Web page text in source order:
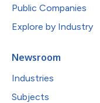
Public Companies
Explore by Industry
Newsroom
Industries
Subjects